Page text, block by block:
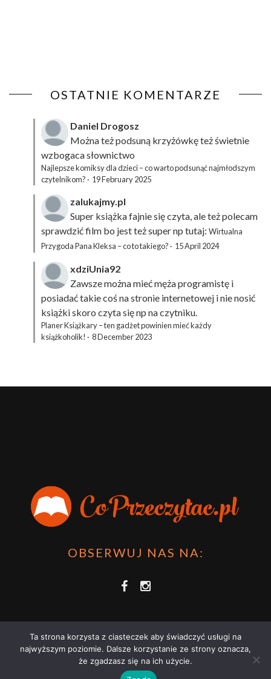
OSTATNIE KOMENTARZE
Daniel Drogosz
Można też podsuną krzyżówkęteż świetnie
wzbogaca słownictwo
Najlepsze komiksy dla dzieci – co warto podsunąć najmłodszym
czytelnikom? · 19 February 2025
zalukajmy.pl
Super książka fajnie się czyta, ale też polecam
sprawdzić film bo jest też super np tutaj: Wirtualna
Przygoda Pana Kleksa – co to takiego? · 15 April 2024
xdziUnia92
Zawsze można mieć męża programistę i
posiadać takie coś na stronie internetowej i nie nosić
książki skoro czyta się np na czytniku.
Planer Książkary – ten gadżet powinien mieć każdy
książkoholik! · 8 December 2023
OBSERWUJ NAS NA:
COPRZECZYTAĆ.PL 2021 | STRONA WYKORZYSTUJE PLIKI COOKIES |
Ta strona korzysta z ciasteczek aby świadczyć usługi na
najwyższym poziomie. Dalsze korzystanie ze strony oznacza,
że zgadzasz się na ich użycie.